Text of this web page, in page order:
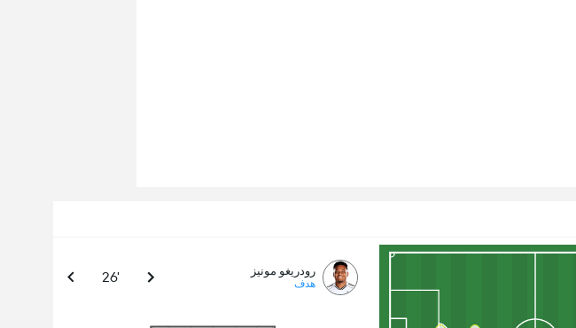
رودريغو مونيز
هدف 26'